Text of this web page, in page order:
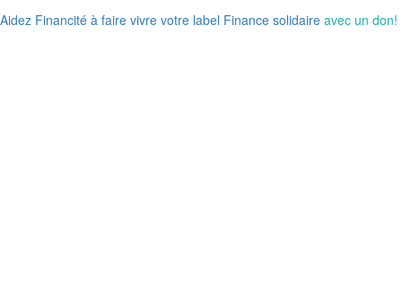
Aidez Financité à faire vivre votre label Finance solidaire avec un don!